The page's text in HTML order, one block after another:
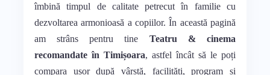
îmbină timpul de calitate petrecut în familie cu
dezvoltarea armonioasă a copiilor. În această pagină
am strâns pentru tine Teatru & cinema
recomandate în Timișoara, astfel încât să le poți
compara ușor după vârstă, facilități, program și